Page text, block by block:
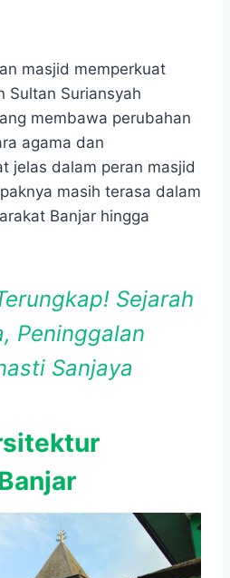
masjid memperkuat
Sultan Suriansyah
membawa perubahan
agama dan
jelas dalam peran masjid
masih terasa dalam
Banjar hingga
Sejarah
Peninggalan
Sanjaya